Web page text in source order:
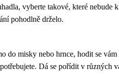
vyberte takové, které
pohodlně drželo.
do misky nebo hrnce, hodit se
Dá se pořídit v různých